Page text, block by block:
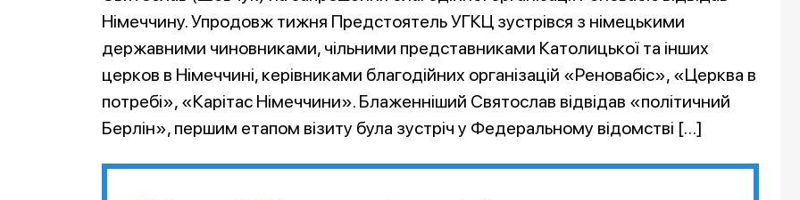
Німеччину. Упродовж тижня Предстоятель УГКЦ зустрівся з німецькими
державними чиновниками, чільними представниками Католицької та інших
церков в Німеччині, керівниками благодійних організацій «Реновабіс», «Церква в
потребі», «Карітас Німеччини». Блаженніший Святослав відвідав «політичний
Берлін», першим етапом візиту була зустріч у Федеральному відомстві […]